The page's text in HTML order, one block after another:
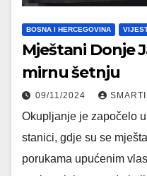
BOSNA I HERCEGOVINA
Mještani Donje
mirnu šetnju
09/11/2024
Okupljanje je započelo
stanici, gdje su se
porukama upućenim